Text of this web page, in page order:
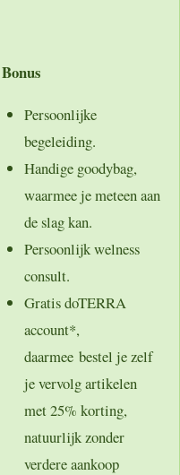
Bonus
Persoonlijke
begeleiding.
Handige goodybag,
waarmee je meteen aan
de slag kan.
Persoonlijk welness
consult.
Gratis doTERRA
account*,
daarmee bestel je zelf
je vervolg artikelen
met 25% korting,
natuurlijk zonder
verdere aankoop